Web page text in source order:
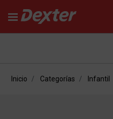
Inicio Categorías Infantil